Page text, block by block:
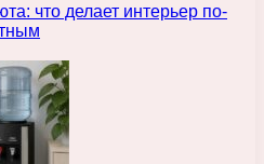
что делает интерьер по-